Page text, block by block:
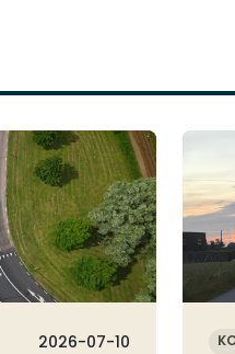
2026-07-10
Läs